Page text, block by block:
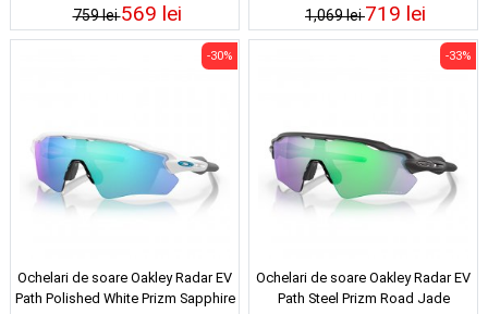
759 lei569 lei 1,069 lei719 lei
Ochelari de soare Oakley Radar EV
Path Polished White Prizm Sapphire
-30%
Ochelari de soare Oakley Radar EV
Path Steel Prizm Road Jade
-33%